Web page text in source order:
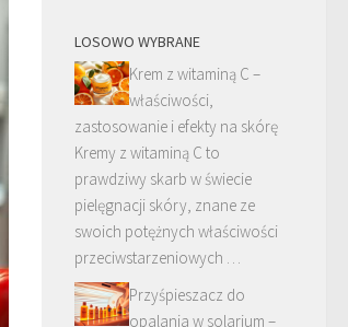
LOSOWO WYBRANE
Krem z witaminą C –
właściwości,
zastosowanie i efekty na skórę
Kremy z witaminą C to
prawdziwy skarb w świecie
pielęgnacji skóry, znane ze
swoich potężnych właściwości
przeciwstarzeniowych …
Przyśpieszacz do
opalania w solarium –